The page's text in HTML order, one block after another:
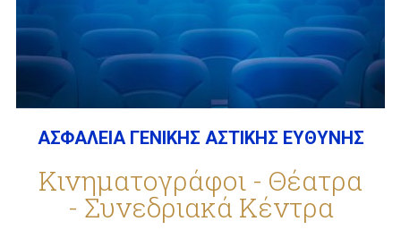
Online Ασφαλίσεις
ΣΥΧΝΕΣ ΕΡΩΤΗΣΕΙΣ
ΑΣΦΑΛΕΙΑ ΓΕΝΙΚΗΣ ΑΣΤΙΚΗΣ ΕΥΘΥΝΗΣ
Κινηματογράφοι - Θέατρα
- Συνεδριακά Κέντρα